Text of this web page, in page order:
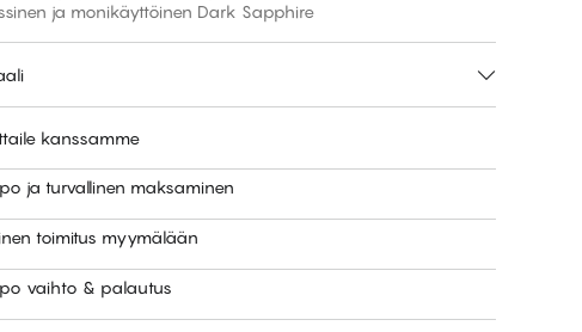
ja monikäyttöinen Dark Sapphire
kanssamme
ja turvallinen maksaminen
toimitus myymälään
vaihto & palautus